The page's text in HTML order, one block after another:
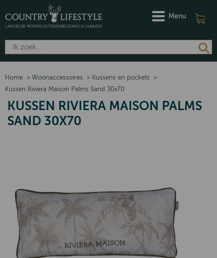
Menu
Home > Woonaccessoires > Kussens en pockets
>
Kussen Riviera Maison Palms Sand 30x70
KUSSEN RIVIERA MAISON PALMS
SAND 30X70